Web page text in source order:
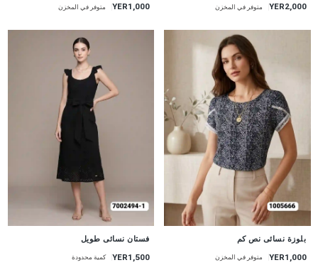
YER2,000 متوفر في المخزن YER1,000 متوفر في المخزن
بلوزة نسائى نص كم
YER1,000 متوفر في المخزن
فستان نسائى طويل
YER1,500 كمية محدودة